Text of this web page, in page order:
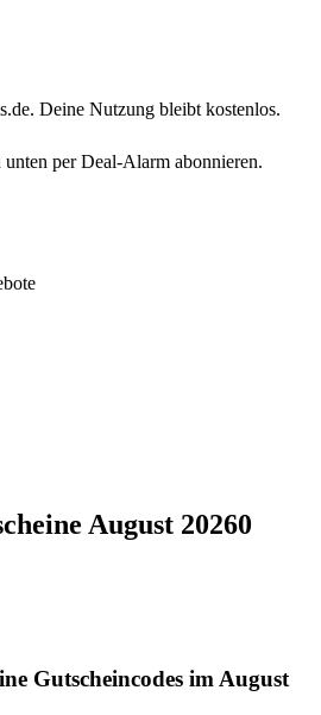
Deine Nutzung bleibt kostenlos.
unten per Deal-Alarm abonnieren.
August 20260
Gutscheincodes im August